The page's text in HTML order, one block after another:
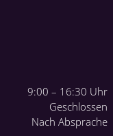
9:00 – 16:30 Uhr
Geschlossen
Nach Absprache